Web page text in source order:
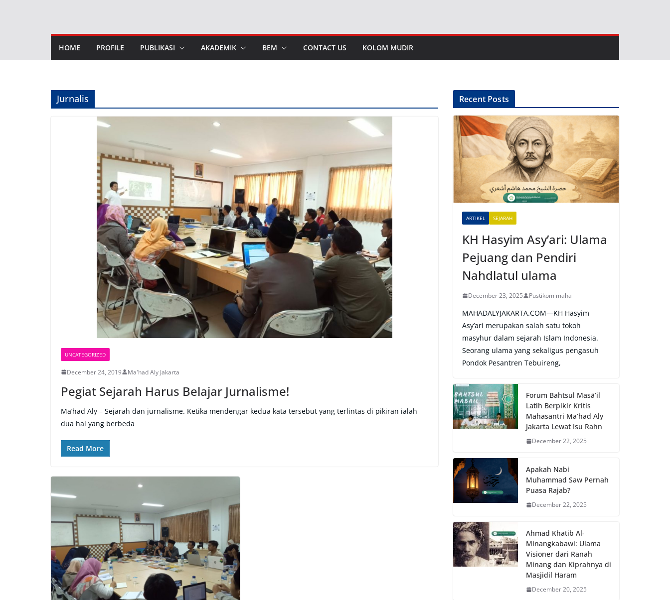
HOME PROFILE PUBLIKASI AKADEMIK BEM CONTACT US KOLOM MUDIR
Jurnalis
UNCATEGORIZED
December 24, 2019 Ma'had Aly Jakarta
Pegiat Sejarah Harus Belajar Jurnalisme!
Ma’had Aly – Sejarah dan jurnalisme. Ketika mendengar kedua kata tersebut yang terlintas di pikiran ialah
dua hal yang berbeda
Read More
Recent Posts
ARTIKEL SEJARAH
KH Hasyim Asy’ari: Ulama
Pejuang dan Pendiri
Nahdlatul ulama
December 23, 2025 Pustikom maha
MAHADALYJAKARTA.COM—KH Hasyim
Asy’ari merupakan salah satu tokoh
masyhur dalam sejarah Islam Indonesia.
Seorang ulama yang sekaligus pengasuh
Pondok Pesantren Tebuireng,
Forum Bahtsul Masā’il
Latih Berpikir Kritis
Mahasantri Ma’had Aly
Jakarta Lewat Isu Rahn
December 22, 2025
Apakah Nabi
Muhammad Saw Pernah
Puasa Rajab?
December 22, 2025
Ahmad Khatib Al-
Minangkabawi: Ulama
Visioner dari Ranah
Minang dan Kiprahnya di
Masjidil Haram
December 20, 2025